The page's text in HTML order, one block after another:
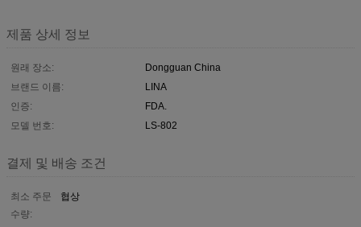
제품 상세 정보
원래 장소:
Dongguan China
브랜드 이름:
LINA
인증:
FDA.
모델 번호:
LS-802
결제 및 배송 조건
최소 주문
수량:
협상